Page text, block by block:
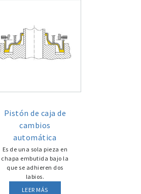
Pistón de caja de
cambios
automática
Es de una sola pieza en
chapa embutida bajo la
que se adhieren dos
labios.
LEER MÁS